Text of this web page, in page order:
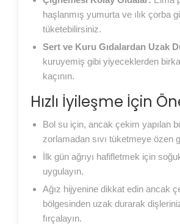
haşlanmış yumurta ve ılık çorba
tüketebilirsiniz.
Sert ve Kuru Gıdalardan Uzak
kuruyemiş gibi yiyeceklerden
kaçının.
Hızlı İyileşme İçin
Bol su için, ancak çekim yapılan
zorlamadan sıvı tüketmeye özen
İlk gün ağrıyı hafifletmek için
uygulayın.
Ağız hijyenine dikkat edin ancak
bölgesinden uzak durarak
fırçalayın.